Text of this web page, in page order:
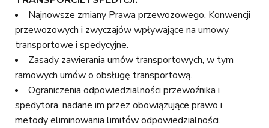
Najnowsze zmiany Prawa przewozowego, Konwencji
przewozowych i zwyczajów wpływające na umowy
transportowe i spedycyjne.
Zasady zawierania umów transportowych, w tym
ramowych umów o obsługę transportową.
Ograniczenia odpowiedzialności przewoźnika i
spedytora, nadane im przez obowiązujące prawo i
metody eliminowania limitów odpowiedzialności.